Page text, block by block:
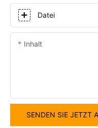
Datei
Inhalt
SENDEN SIE JETZT